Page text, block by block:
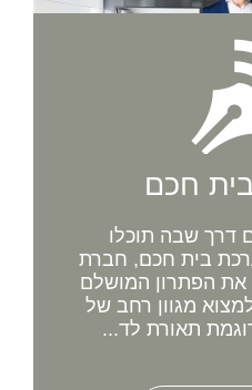
חכם
שבה תוכלו
בית חכם, חברת
את הפתרון המושלם
מגוון רחב של
תאורת לד...